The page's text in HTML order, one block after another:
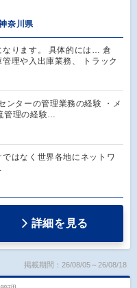
奈川県
なります。 具体的には… 倉
理や入出庫業務、 トラック
ンターの管理業務の経験 ・メ
管理の経験…
はなく世界各地にネットワ
詳細を見る
掲載期間：26/08/05～26/08/18